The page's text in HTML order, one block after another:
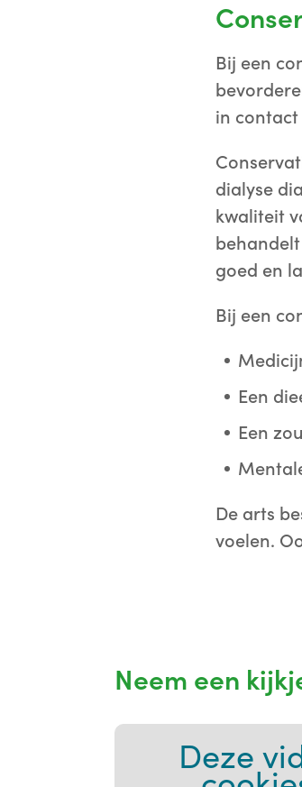
Bij een
in
dialyse
kwaliteit
goed en
Bij een
Een
Een
De arts
voelen.
Neem een
Deze